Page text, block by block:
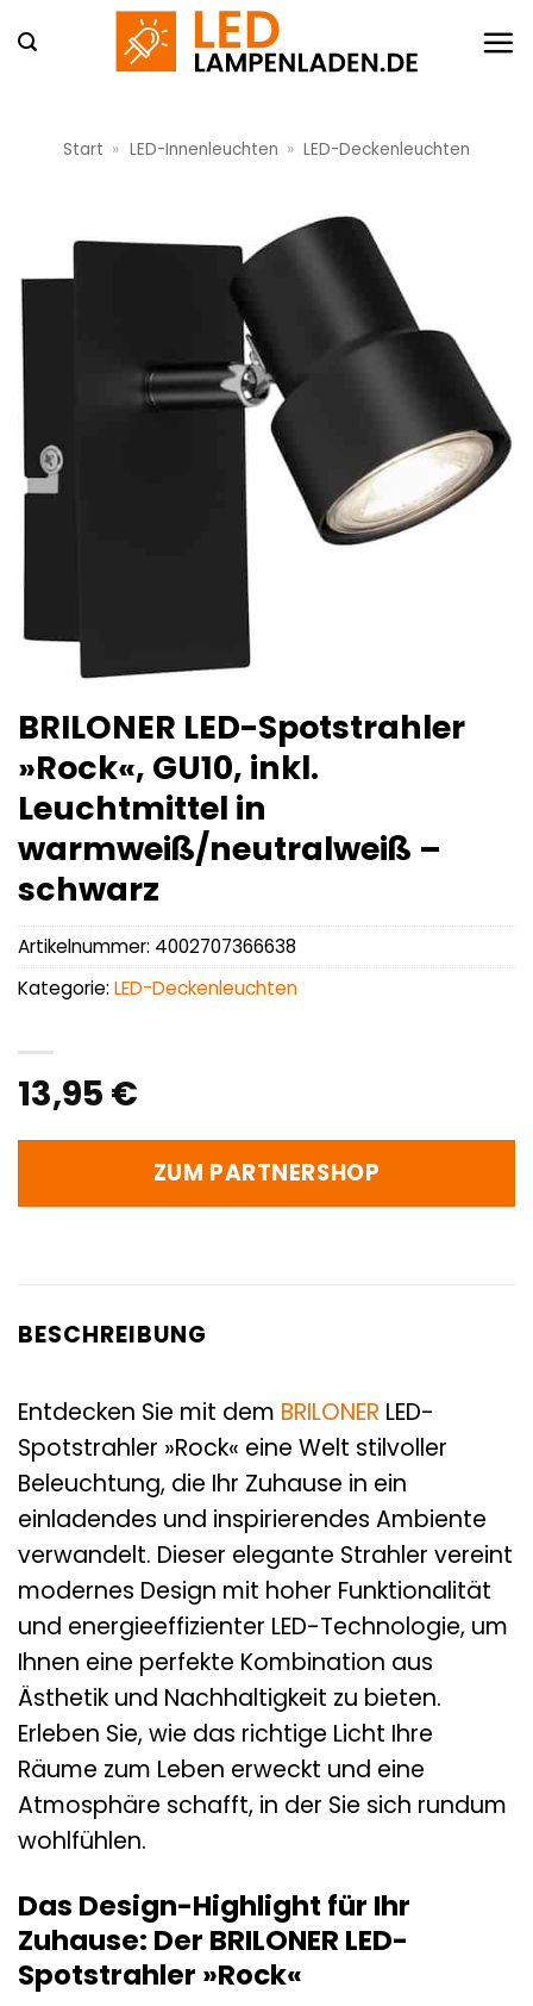
Inhalt
Start » LED-Innenleuchten » LED-Deckenleuchten
BRILONER LED-Spotstrahler
»Rock«, GU10, inkl.
Leuchtmittel in
warmweiß/neutralweiß –
schwarz
13,95 €
ZUM PARTNERSHOP
Artikelnummer: 4002707366638
Kategorie: LED-Deckenleuchten
BESCHREIBUNG
Entdecken Sie mit dem BRILONER LED-
Spotstrahler »Rock« eine Welt stilvoller
Beleuchtung, die Ihr Zuhause in ein
einladendes und inspirierendes Ambiente
verwandelt. Dieser elegante Strahler vereint
modernes Design mit hoher Funktionalität
und energieeffizienter LED-Technologie, um
Ihnen eine perfekte Kombination aus
Ästhetik und Nachhaltigkeit zu bieten.
Erleben Sie, wie das richtige Licht Ihre
Räume zum Leben erweckt und eine
Atmosphäre schafft, in der Sie sich rundum
wohlfühlen.
Das Design-Highlight für Ihr
Zuhause: Der BRILONER LED-
Spotstrahler »Rock«